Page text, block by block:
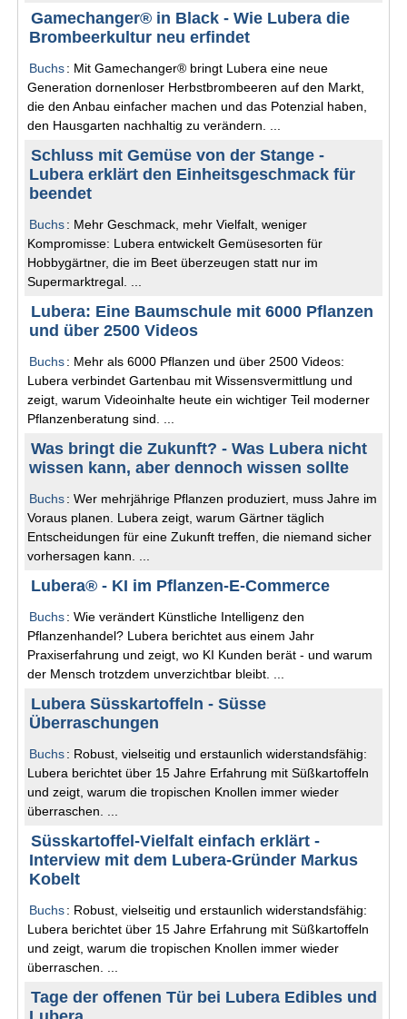
Gamechanger® in Black - Wie Lubera die
Brombeerkultur neu erfindet
Buchs: Mit Gamechanger® bringt Lubera eine neue
Generation dornenloser Herbstbrombeeren auf den Markt,
die den Anbau einfacher machen und das Potenzial haben,
den Hausgarten nachhaltig zu verändern. ...
Schluss mit Gemüse von der Stange -
Lubera erklärt den Einheitsgeschmack für
beendet
Buchs: Mehr Geschmack, mehr Vielfalt, weniger
Kompromisse: Lubera entwickelt Gemüsesorten für
Hobbygärtner, die im Beet überzeugen statt nur im
Supermarktregal. ...
Lubera: Eine Baumschule mit 6000 Pflanzen
und über 2500 Videos
Buchs: Mehr als 6000 Pflanzen und über 2500 Videos:
Lubera verbindet Gartenbau mit Wissensvermittlung und
zeigt, warum Videoinhalte heute ein wichtiger Teil moderner
Pflanzenberatung sind. ...
Was bringt die Zukunft? - Was Lubera nicht
wissen kann, aber dennoch wissen sollte
Buchs: Wer mehrjährige Pflanzen produziert, muss Jahre im
Voraus planen. Lubera zeigt, warum Gärtner täglich
Entscheidungen für eine Zukunft treffen, die niemand sicher
vorhersagen kann. ...
Lubera® - KI im Pflanzen-E-Commerce
Buchs: Wie verändert Künstliche Intelligenz den
Pflanzenhandel? Lubera berichtet aus einem Jahr
Praxiserfahrung und zeigt, wo KI Kunden berät - und warum
der Mensch trotzdem unverzichtbar bleibt. ...
Lubera Süsskartoffeln - Süsse
Überraschungen
Buchs: Robust, vielseitig und erstaunlich widerstandsfähig:
Lubera berichtet über 15 Jahre Erfahrung mit Süßkartoffeln
und zeigt, warum die tropischen Knollen immer wieder
überraschen. ...
Süsskartoffel-Vielfalt einfach erklärt -
Interview mit dem Lubera-Gründer Markus
Kobelt
Buchs: Robust, vielseitig und erstaunlich widerstandsfähig:
Lubera berichtet über 15 Jahre Erfahrung mit Süßkartoffeln
und zeigt, warum die tropischen Knollen immer wieder
überraschen. ...
Tage der offenen Tür bei Lubera Edibles und